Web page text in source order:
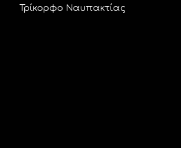
Τρίκορφο Ναυπακτίας